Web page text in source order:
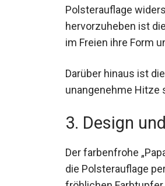
Polsterauflage
hervorzuheben ist
im Freien ihre Form
Darüber hinaus ist
unangenehme Hitze
3. Design
Der farbenfrohe
die Polsterauflage